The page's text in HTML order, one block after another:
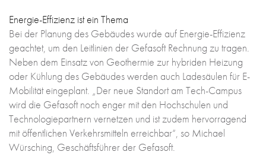
Energie-Effizienz ist ein Thema
Bei der Planung des Gebäudes wurde auf Energie-Effizienz
geachtet, um den Leitlinien der Gefasoft Rechnung zu tragen.
Neben dem Einsatz von Geothermie zur hybriden Heizung
oder Kühlung des Gebäudes werden auch Ladesäulen für E-
Mobilität eingeplant. „Der neue Standort am Tech-Campus
wird die Gefasoft noch enger mit den Hochschulen und
Technologiepartnern vernetzen und ist zudem hervorragend
mit öffentlichen Verkehrsmitteln erreichbar“, so Michael
Würsching, Geschäftsführer der Gefasoft.